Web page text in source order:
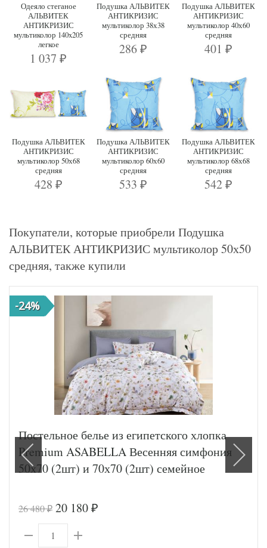
Одеяло стеганое
АЛЬВИТЕК
АНТИКРИЗИС
мультиколор 140x205
легкое
1 037₽
Подушка АЛЬВИТЕК
АНТИКРИЗИС
мультиколор 38х38
средняя
286₽
Подушка АЛЬВИТЕК
АНТИКРИЗИС
мультиколор 40х60
средняя
401₽
Подушка АЛЬВИТЕК
АНТИКРИЗИС
мультиколор 50х68
средняя
428 ₽
Подушка АЛЬВИТЕК
АНТИКРИЗИС
мультиколор 60х60
средняя
533₽
Подушка АЛЬВИТЕК
АНТИКРИЗИС
мультиколор 68х68
средняя
542₽
Покупатели, которые приобрели Подушка
АЛЬВИТЕК АНТИКРИЗИС мультиколор 50х50
средняя, также купили
-24%
Постельное белье из египетского хлопка
Premium ASABELLA Весенняя симфония
50х70 (2шт) и 70х70 (2шт) семейное
26 480₽ 20 180 ₽